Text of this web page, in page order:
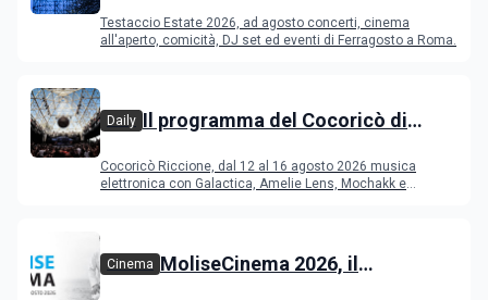
Ferragosto
Testaccio Estate 2026, ad agosto concerti, cinema
all'aperto, comicità, DJ set ed eventi di Ferragosto a Roma.
Daily Il programma del Cocoricò di
Cocoricò Riccione, dal 12 al 16 agosto 2026 musica
elettronica con Galactica, Amelie Lens, Mochakk e
Cinema MoliseCinema 2026, il